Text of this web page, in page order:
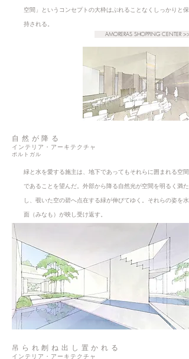
空間」というコンセプトの大枠はぶれることなくしっかりと保
持される。
AMORERAS SHOPPING CENTER >>
自然が降る
インテリア・アーキテクチャ
ポルトガル
緑と水を愛する施主は、地下であってもそれらに囲まれる空間
であることを望んだ。外部から降る自然光が空間を明るく満た
し、覗いた空の碧へ点在する緑が伸びてゆく。それらの姿を水
面（みなも）が映し受け返す。
吊られ刎ね出し置かれる
インテリア・アーキテクチャ